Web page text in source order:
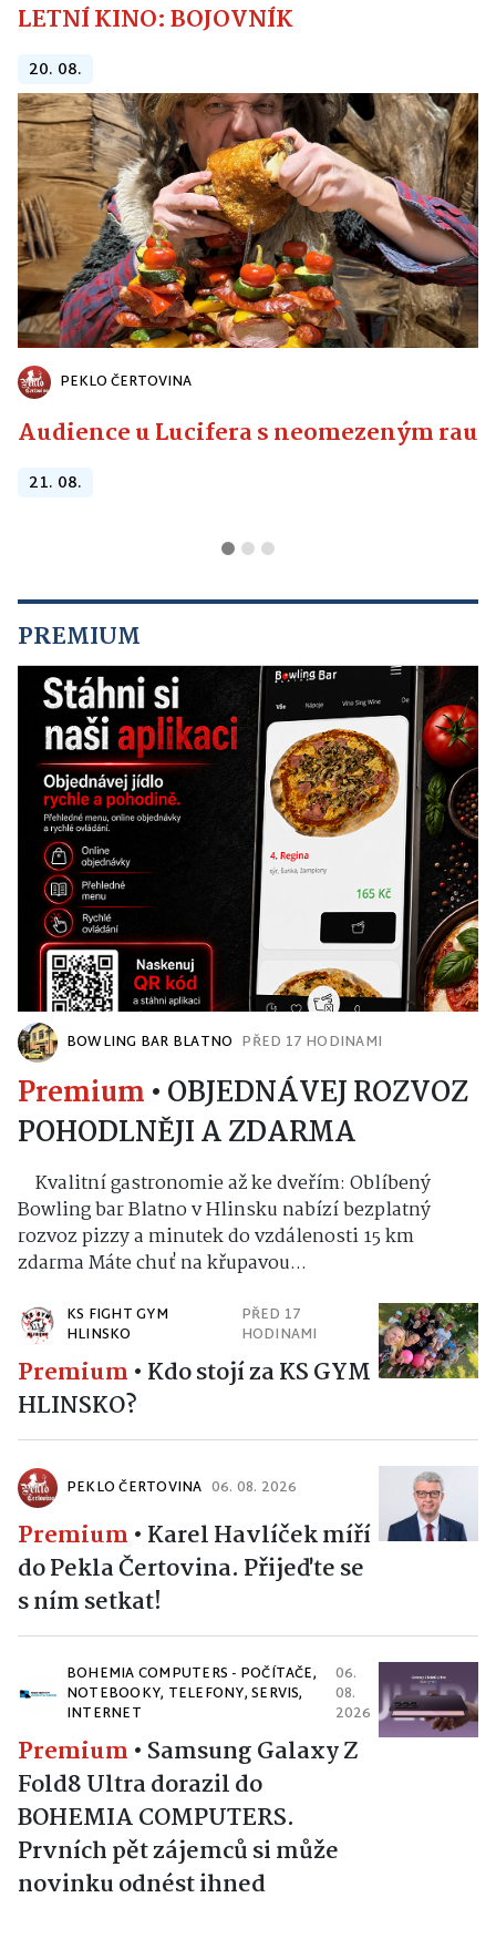
LETNÍ KINO: BOJOVNÍK
20. 08.
PEKLO ČERTOVINA
Audience u Lucifera s neomezeným
21. 08.
PREMIUM
BOWLING BAR BLATNO PŘED 17 HODINAMI
Premium • OBJEDNÁVEJ ROZVOZ
POHODLNĚJI A ZDARMA
Kvalitní gastronomie až ke dveřím: Oblíbený
Bowling bar Blatno v Hlinsku nabízí bezplatný
rozvoz pizzy a minutek do vzdálenosti 15 km
zdarma Máte chuť na křupavou...
KS FIGHT GYM
HLINSKO
PŘED 17
HODINAMI
Premium • Kdo stojí za KS GYM
HLINSKO?
PEKLO ČERTOVINA 06. 08. 2026
Premium • Karel Havlíček míří
do Pekla Čertovina. Přijeďte se
s ním setkat!
BOHEMIA COMPUTERS - POČÍTAČE,
NOTEBOOKY, TELEFONY, SERVIS,
INTERNET
06.
08.
2026
Premium • Samsung Galaxy Z
Fold8 Ultra dorazil do
BOHEMIA COMPUTERS.
Prvních pět zájemců si může
novinku odnést ihned